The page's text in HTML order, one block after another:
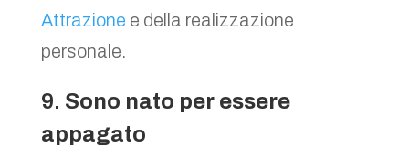
Attrazione e della realizzazione
personale.
9. Sono nato per essere
appagato